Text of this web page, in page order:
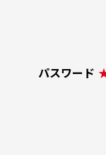
パスワード